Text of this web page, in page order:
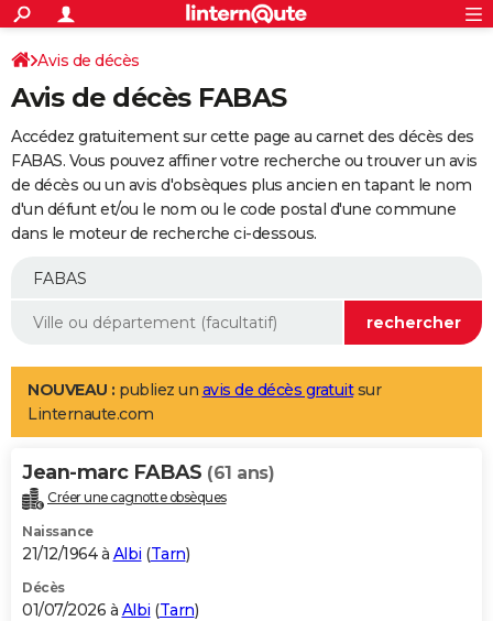
ACTUALITÉS
Politique
Société
Faits Divers
Education
Monde
Villes
+
SPORT
Coupe du monde 2026
Football
Tennis
Cyclisme
Rugby
Forum
Programme TV
TNT
Streaming
Cinéma
Sorties cinéma
Musique
+
FINANCE
Retraite
Impôts
Epargne
Immobilier
Risques naturels par ville
Banque
Assurance
Crédit
AUTO
Essais
Réserver un essai
Citadines
Berlines
SUV
Forum auto
+
Mobiles
Meilleur smartphone
Internet
Ordinateurs
Jeux vidéo
Guide high-tech
Aménagement intérieur
LIFESTYLE
Art de vivre
Bien-être
Loisirs
Mode
Modes de vie
Alimentation
Guide de la santé
Maladies
Médicaments
Sommeil
VOYAGE
Destinations
City break
Voyage nature
Voyage de noces
Forum
Climat
+PHOTO
GUIDES D'ACHAT
BONS PLANS
Avis de décès
Avis de décès FABAS
Accédez gratuitement sur cette page au carnet des décès des
FABAS. Vous pouvez affiner votre recherche ou trouver un avis
de décès ou un avis d'obsèques plus ancien en tapant le nom
d'un défunt et/ou le nom ou le code postal d'une commune
dans le moteur de recherche ci-dessous.
NOUVEAU : publiez un avis de décès gratuitsur
Linternaute.com
Jean-marc FABAS (61 ans)
Créer une cagnotte obsèques
Naissance
21/12/1964 à Albi (Tarn)
Décès
01/07/2026 à Albi (Tarn)